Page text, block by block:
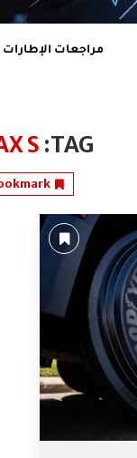
مراجعات الإطارات
TAG:
S